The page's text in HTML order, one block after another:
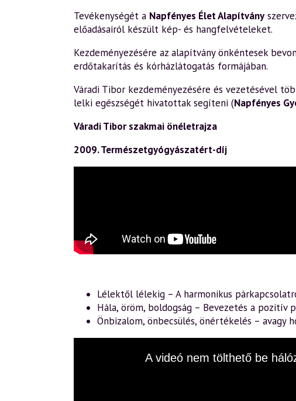
Tevékenységét a Napfényes Élet Alapítvány
előadásairól készült kép- és hangfelvételeket.
Kezdeményezésére az alapítvány önkéntesek
erdőtakarítás és kórházlátogatás formájában.
Váradi Tibor kezdeményezésére és vezetésével
lelki egészségét hivatottak segíteni (Napfényes
Váradi Tibor szakmai önéletrajza
2009. Természetgyógyászatért-díj
Lélektől lélekig – A harmonikus
Hála, öröm, boldogság – Bevezetés a pozitív
Önbizalom, önbecsülés, önértékelés – avagy
A videó nem tölthető be